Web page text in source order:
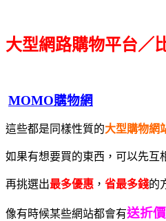
大型網路購物平台／
MOMO購物網
這些都是同樣性質的大型購物網
如果有想要買的東西，可以先互
再挑選出最多優惠 ， 省最多錢的
像有時候某些網站都會有送折